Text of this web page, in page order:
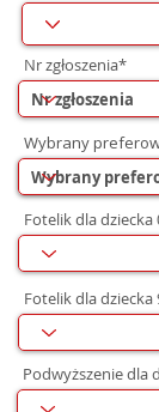
Nr zgłoszenia*
Wybrany
Fotelik dla dziecka
Fotelik dla dziecka
Podwyższenie dla